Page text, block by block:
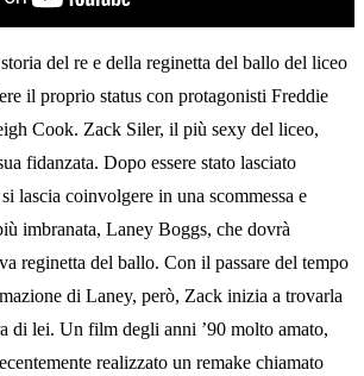
del re e della reginetta del ballo del liceo
il proprio status con protagonisti Freddie
Cook. Zack Siler, il più sexy del liceo,
fidanzata. Dopo essere stato lasciato
lascia coinvolgere in una scommessa e
imbranata, Laney Boggs, che dovrà
reginetta del ballo. Con il passare del tempo
di Laney, però, Zack inizia a trovarla
di lei. Un film degli anni ’90 molto amato,
realizzato un remake chiamato